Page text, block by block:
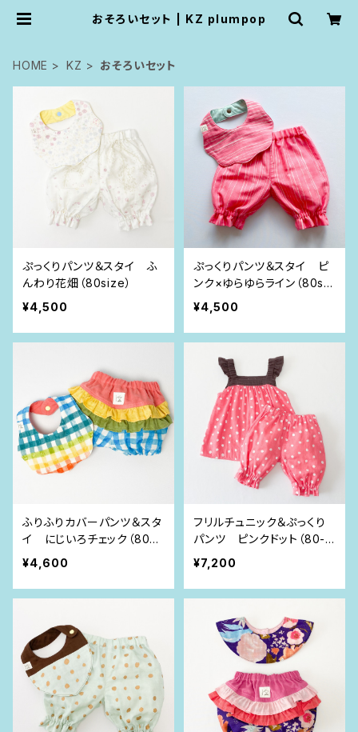
おそろいセット | KZ plumpop
HOME KZ おそろいセット
ぷっくりパンツ＆スタイ ふ
んわり花畑（80size）
¥4,500
ぷっくりパンツ＆スタイ ピ
ンク×ゆらゆらライン（80siz
e）
¥4,500
ふりふりカバーパンツ＆スタ
イ にじいろチェック（80si
ze）
¥4,600
フリルチュニック＆ぷっくり
パンツ ピンクドット（80-9
0size）
¥7,200